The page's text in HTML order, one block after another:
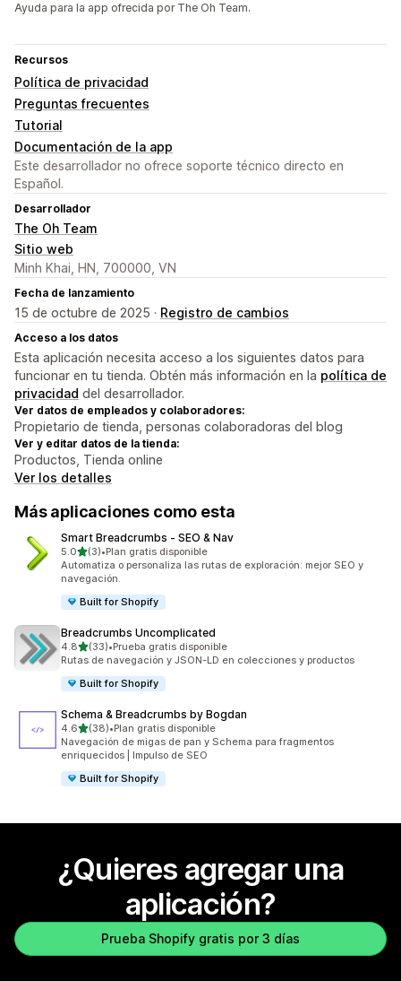
Ayuda para la app ofrecida por The Oh Team.
Recursos
Política de privacidad
Preguntas frecuentes
Tutorial
Documentación de la app
Este desarrollador no ofrece soporte técnico directo en
Español.
Desarrollador
The Oh Team
Sitio web
Minh Khai, HN, 700000, VN
Fecha de lanzamiento
15 de octubre de 2025 · Registro de cambios
Acceso a los datos
Esta aplicación necesita acceso a los siguientes datos para
funcionar en tu tienda. Obtén más información en la política de
privacidad del desarrollador.
Ver datos de empleados y colaboradores:
Propietario de tienda, personas colaboradoras del blog
Ver y editar datos de la tienda:
Productos, Tienda online
Ver los detalles
Más aplicaciones como esta
Smart Breadcrumbs ‑ SEO & Nav
5.0de 5 estrellas
(3)
3 reseñas en total
•Plan gratis disponible
Automatiza o personaliza las rutas de exploración: mejor SEO y
navegación.
Built for Shopify
Breadcrumbs Uncomplicated
4.8de 5 estrellas
(33)
33 reseñas en total
•Prueba gratis disponible
Rutas de navegación y JSON-LD en colecciones y productos
Built for Shopify
Schema & Breadcrumbs by Bogdan
4.6de 5 estrellas
(38)
38 reseñas en total
•Plan gratis disponible
Navegación de migas de pan y Schema para fragmentos
enriquecidos | Impulso de SEO
Built for Shopify
¿Quieres agregar una
aplicación?
Prueba Shopify gratis por 3 días